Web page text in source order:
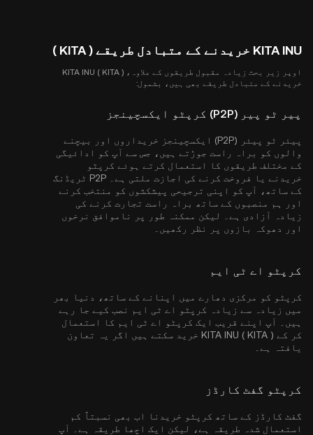
KITA INU خریدنے کے متبادل طریقے ( KITA )
اوپر زیر بحث زیادہ مقبول طریقوں کے علاوہ، KITA INU ( KITA )
خریدنے کے متبادل طریقے بھی ہیں، بشمول:
پیر ٹو پیر (P2P) کرپٹو ایکسچینجز
پیئر ٹو پیئر (P2P) ایکسچینجز خریداروں اور بیچنے
والوں کو براہ راست جوڑتے ہیں، جس سے آپ کو ادائیگی
کے مختلف طریقوں کا استعمال کرتے ہوئے کرپٹو
خریدنے یا فروخت کرنے کی اجازت ملتی ہے۔ P2P ٹریڈنگ
کے ساتھ، آپ کو اپنی ترجیحی پیشکشوں کو منتخب کرنے
اور ہم منصبوں کے ساتھ براہ راست تجارت کرنے کی
زیادہ آزادی ہے۔ لیکن ممکنہ طور پر ناموافق نرخوں
اور دھوکہ بازوں پر نظر رکھیں۔
کرپٹو اے ٹی ایم
کرپٹو کو مرکزی دھارے میں اپنانے کے ساتھ، دنیا بھر
میں زیادہ سے زیادہ کرپٹو اے ٹی ایم نصب کیے جا رہے
ہیں۔ آپ اپنے قریب ایک کرپٹو اے ٹی ایم کا استعمال
کر کے KITA INU ( KITA ) خرید سکتے ہیں اگر یہ تعاون
یافتہ ہے۔
کرپٹو گفٹ کارڈز
گفٹ کارڈز کے ساتھ کرپٹو خریدنا اب بھی نسبتاً کم
استعمال شدہ طریقہ ہے، لیکن ایک اچھا طریقہ ہے۔ آپ